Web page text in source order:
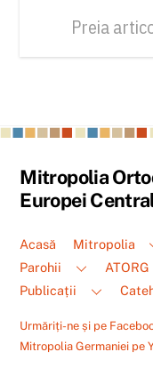
Preia
Mitropolia
Europei
Acasă Mitropolia
Parohii
ATORG
Publicații
Urmăriți-ne și pe
Mitropolia Germaniei pe